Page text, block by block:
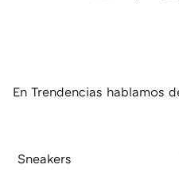
En Trendencias hablamos
Sneakers